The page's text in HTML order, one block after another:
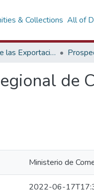
& Collections All of
Promoción de las Exportaciones
de
Ministerio de
2022-06-